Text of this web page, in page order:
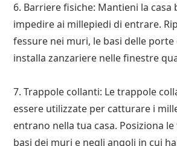
6. Barriere fisiche: Mantieni la casa
impedire ai millepiedi di entrare.
fessure nei muri, le basi delle porte
installa zanzariere nelle finestre
7. Trappole collanti: Le trappole
essere utilizzate per catturare i
entrano nella tua casa. Posiziona
basi dei muri e negli angoli in cui